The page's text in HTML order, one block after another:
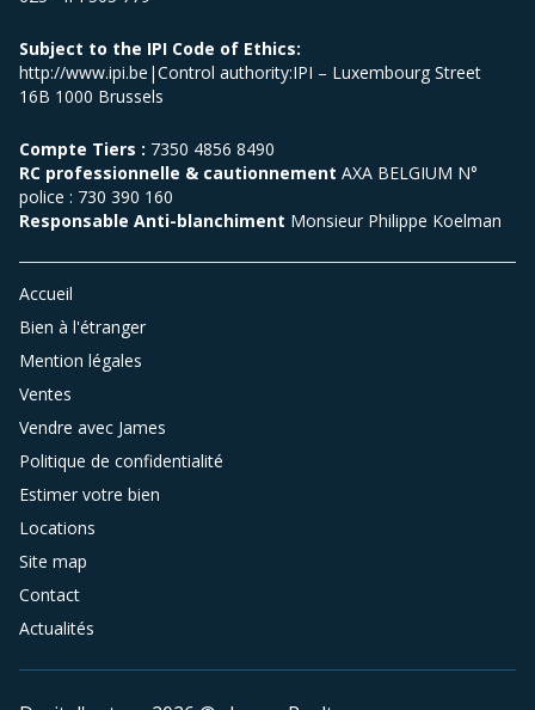
Subject to the IPI Code of Ethics:
http://www.ipi.be|Control authority:IPI – Luxembourg Street
16B 1000 Brussels
Compte Tiers : 7350 4856 8490
RC professionnelle & cautionnement AXA BELGIUM N°
police : 730 390 160
Responsable Anti-blanchiment Monsieur Philippe Koelman
Accueil
Bien à l'étranger
Mention légales
Ventes
Vendre avec James
Politique de confidentialité
Estimer votre bien
Locations
Site map
Contact
Actualités